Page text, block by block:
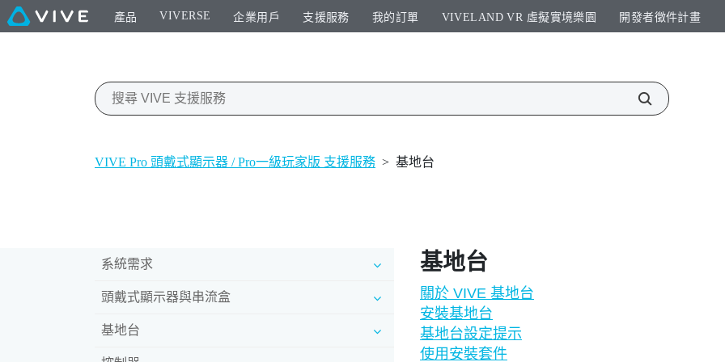
產品 VIVERSE 企業用戶 支援服務 我的訂單 VIVELAND VR 虛擬實境樂園​ 開發者徵件計畫​
VIVE Pro 頭戴式顯示器 / Pro一級玩家版 支援服務 > 基地台
系統需求
頭戴式顯示器與串流盒
基地台
基地台
關於 VIVE 基地台
安裝基地台
基地台設定提示
使用安裝套件